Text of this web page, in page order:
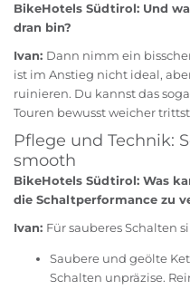
BikeHotels Südtirol: Und
dran bin?
Ivan: Dann nimm ein
ist im Anstieg nicht ideal,
ruinieren. Du kannst das
Touren bewusst weicher
Pflege und Technik:
smooth
BikeHotels Südtirol: Was
die Schaltperformance zu
Ivan: Für sauberes Schalten
Saubere und geölte
Schalten unpräzise.